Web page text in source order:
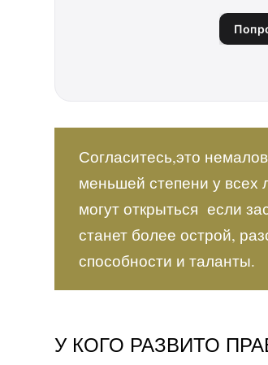
Согласитесь,это
меньшей степени у всех
могут открыться если
станет более острой,
способности и таланты.
У КОГО РАЗВИТО